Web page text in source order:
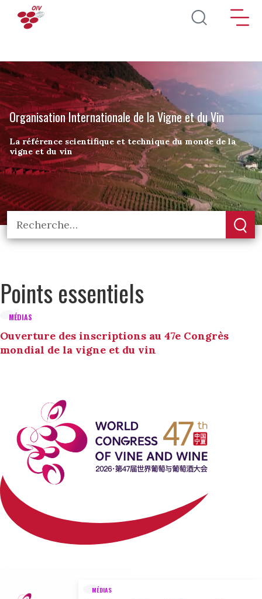
Aller au contenu principal
Organisation Internationale de la Vigne et du Vin
La référence scientifique et technique du monde de la
vigne et du vin
Points essentiels
MÉDIAS
Ouverture des inscriptions au 47e Congrès
mondial de la vigne et du vin
MÉDIAS